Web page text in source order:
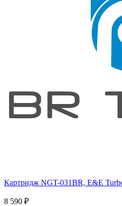
Картридж NGT-031BR, E&E
8 590 ₽